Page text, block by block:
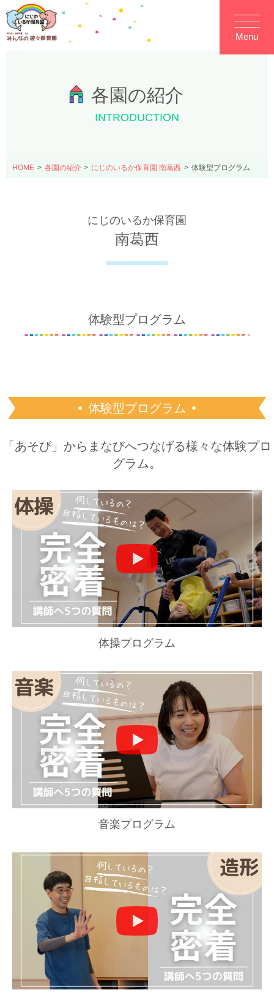
Menu
各園の紹介
INTRODUCTION
HOME 各園の紹介 にじのいるか保育園 南葛西 体験型プログラム
にじのいるか保育園
南葛西
体験型プログラム
体験型プログラム
「あそび」からまなびへつなげる様々な体験プロ
グラム。
体操プログラム
音楽プログラム